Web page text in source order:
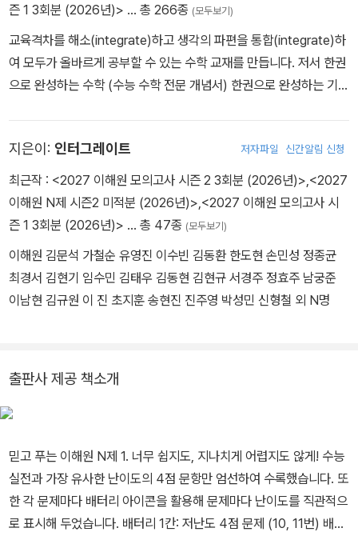
즌 1 3회분 (2026년)> … 총 266종 (모두보기)
교육격차를 해소(integrate)하고 생각의 파편을 통합(integrate)하
여 모두가 올바르게 공부할 수 있는 수학 교재를 만듭니다. 저서 한권
으로 완성하는 수학 (수능 수학 전문 개념서) 한권으로 완성하는 기출
한권으로 시작하는 수학 (내신 기본서 & 수능 기초서) 활동 네이버카
페pnmath.kr 인스타그램 @lhw_math 공식웹사이트integrate.kr
지은이: 인터그레이트 저자파일 신간알림 신청
최근작 : <2027 이해원 모의고사 시즌 2 3회분 (2026년)>,<2027
이해원 N제 시즌2 미적분 (2026년)>,<2027 이해원 모의고사 시
즌 1 3회분 (2026년)> … 총 47종 (모두보기)
이해원 김문석 가철순 유영진 이수빈 김동환 한도현 손민성 정종균
최경서 김현기 임수민 김태우 김동현 김현규 서경주 정효주 남궁준
이남현 김규원 이 진 초지훈 송현진 진주영 박성민 신형철 외 N명
출판사 제공 책소개
믿고 푸는 이해원 N제 1. 너무 쉽지도, 지나치게 어렵지도 않게! 수능
실전과 가장 유사한 난이도의 4점 문항만 엄선하여 수록했습니다. 또
한 각 문제마다 배터리 아이콘을 활용해 문제마다 난이도를 직관적으
로 표시해 두었습니다. 배터리 1칸: 저난도 4점 문제 (10, 11번) 배터